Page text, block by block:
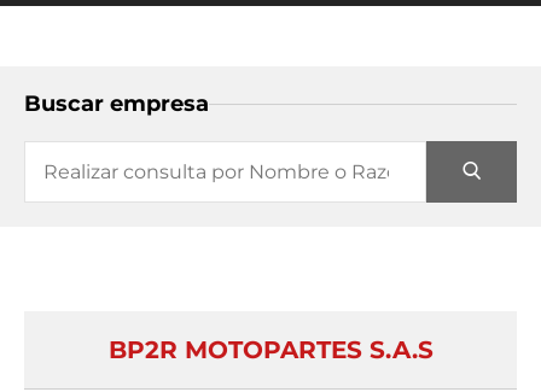
Buscar empresa
BP2R MOTOPARTES S.A.S